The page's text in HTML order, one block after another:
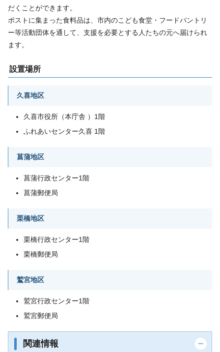
だくことができます。
ポストに集まった食料品は、市内のこども食堂・フードパントリ
ー等活動団体を通して、支援を必要とする人たちの元へ届けられ
ます。
設置場所
久喜地区
久喜市役所（本庁舎 ）1階
ふれあいセンター久喜 1階
菖蒲地区
菖蒲行政センター1階
菖蒲郵便局
栗橋地区
栗橋行政センター1階
栗橋郵便局
鷲宮地区
鷲宮行政センター1階
鷲宮郵便局
関連情報